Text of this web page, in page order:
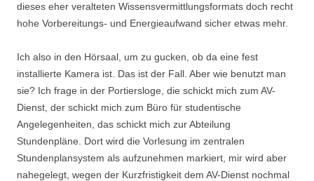
dieses eher veralteten Wissensvermittlungsformats doch recht
hohe Vorbereitungs- und Energieaufwand sicher etwas mehr.
Ich also in den Hörsaal, um zu gucken, ob da eine fest
installierte Kamera ist. Das ist der Fall. Aber wie benutzt man
sie? Ich frage in der Portiersloge, die schickt mich zum AV-
Dienst, der schickt mich zum Büro für studentische
Angelegenheiten, das schickt mich zur Abteilung
Stundenpläne. Dort wird die Vorlesung im zentralen
Stundenplansystem als aufzunehmen markiert, mir wird aber
nahegelegt, wegen der Kurzfristigkeit dem AV-Dienst nochmal